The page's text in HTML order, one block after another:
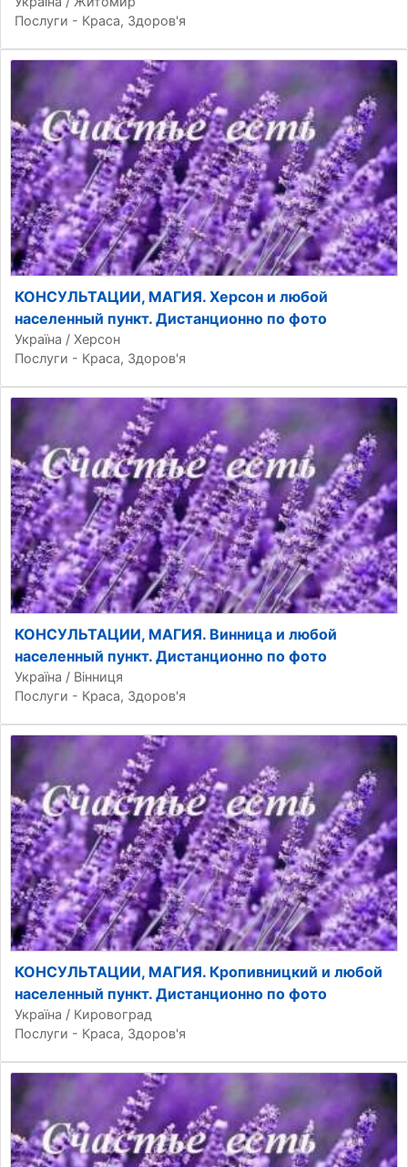
Послуги - Краса, Здоров'я
КОНСУЛЬТАЦИИ, МАГИЯ. Херсон и любой
населенный пункт. Дистанционно по фото
Україна / Херсон
Послуги - Краса, Здоров'я
КОНСУЛЬТАЦИИ, МАГИЯ. Винница и любой
населенный пункт. Дистанционно по фото
Україна / Вінниця
Послуги - Краса, Здоров'я
КОНСУЛЬТАЦИИ, МАГИЯ. Кропивницкий и любой
населенный пункт. Дистанционно по фото
Україна / Кировоград
Послуги - Краса, Здоров'я